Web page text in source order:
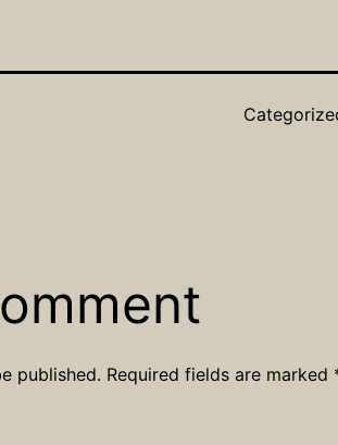
published. Required fields are marked